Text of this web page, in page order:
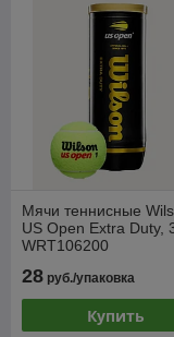
Мячи теннисные
US Open Extra Duty,
WRT106200
28 руб./упаковка
Купить